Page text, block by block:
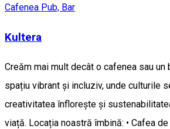
Cafenea Pub, Bar
Kultera
Creăm mai mult decât o cafenea sau un
spațiu vibrant și incluziv, unde culturile
creativitatea înflorește și
viață. Locația noastră îmbină: • Cafea